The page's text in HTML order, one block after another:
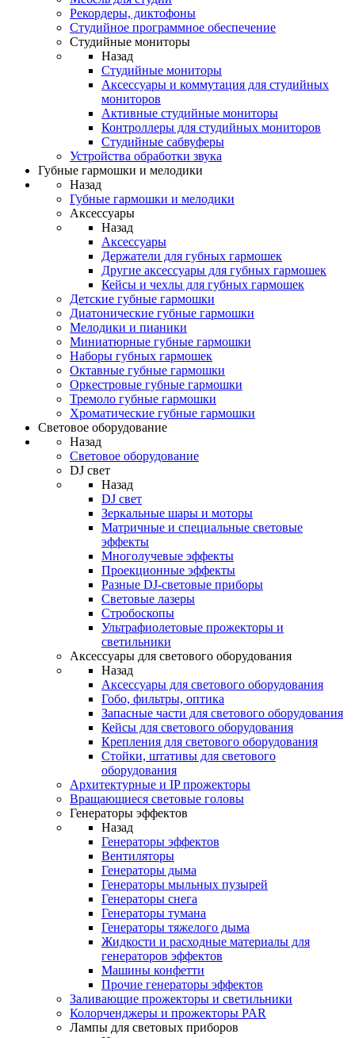
Рекордеры, диктофоны
Студийное программное обеспечение
Студийные мониторы
Назад
Студийные мониторы
Аксессуары и коммутация для студийных
мониторов
Активные студийные мониторы
Контроллеры для студийных мониторов
Студийные сабвуферы
Устройства обработки звука
Губные гармошки и мелодики
Назад
Губные гармошки и мелодики
Аксессуары
Назад
Аксессуары
Держатели для губных гармошек
Другие аксессуары для губных гармошек
Кейсы и чехлы для губных гармошек
Детские губные гармошки
Диатонические губные гармошки
Мелодики и пианики
Миниатюрные губные гармошки
Наборы губных гармошек
Октавные губные гармошки
Оркестровые губные гармошки
Тремоло губные гармошки
Хроматические губные гармошки
Световое оборудование
Назад
Световое оборудование
DJ свет
Назад
DJ свет
Зеркальные шары и моторы
Матричные и специальные световые
эффекты
Многолучевые эффекты
Проекционные эффекты
Разные DJ-световые приборы
Световые лазеры
Стробоскопы
Ультрафиолетовые прожекторы и
светильники
Аксессуары для светового оборудования
Назад
Аксессуары для светового оборудования
Гобо, фильтры, оптика
Запасные части для светового оборудования
Кейсы для светового оборудования
Крепления для светового оборудования
Стойки, штативы для светового
оборудования
Архитектурные и IP прожекторы
Вращающиеся световые головы
Генераторы эффектов
Назад
Генераторы эффектов
Вентиляторы
Генераторы дыма
Генераторы мыльных пузырей
Генераторы снега
Генераторы тумана
Генераторы тяжелого дыма
Жидкости и расходные материалы для
генераторов эффектов
Машины конфетти
Прочие генераторы эффектов
Заливающие прожекторы и светильники
Колорченджеры и прожекторы PAR
Лампы для световых приборов